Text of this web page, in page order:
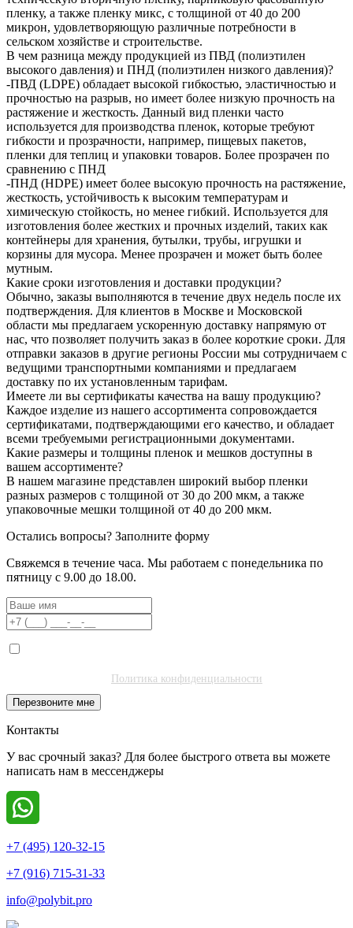
пленку, а также пленку микс, с толщиной от 40 до 200
микрон, удовлетворяющую различные потребности в
сельском хозяйстве и строительстве.
В чем разница между продукцией из ПВД (полиэтилен
высокого давления) и ПНД (полиэтилен низкого давления)?
-ПВД (LDPE) обладает высокой гибкостью, эластичностью и
прочностью на разрыв, но имеет более низкую прочность на
растяжение и жесткость. Данный вид пленки часто
используется для производства пленок, которые требуют
гибкости и прозрачности, например, пищевых пакетов,
пленки для теплиц и упаковки товаров. Более прозрачен по
сравнению с ПНД
-ПНД (HDPE) имеет более высокую прочность на растяжение,
жесткость, устойчивость к высоким температурам и
химическую стойкость, но менее гибкий. Используется для
изготовления более жестких и прочных изделий, таких как
контейнеры для хранения, бутылки, трубы, игрушки и
корзины для мусора. Менее прозрачен и может быть более
мутным.
Какие сроки изготовления и доставки продукции?
Обычно, заказы выполняются в течение двух недель после их
подтверждения. Для клиентов в Москве и Московской
области мы предлагаем ускоренную доставку напрямую от
нас, что позволяет получить заказ в более короткие сроки. Для
отправки заказов в другие регионы России мы сотрудничаем с
ведущими транспортными компаниями и предлагаем
доставку по их установленным тарифам.
Имеете ли вы сертификаты качества на вашу продукцию?
Каждое изделие из нашего ассортимента сопровождается
сертификатами, подтверждающими его качество, и обладает
всеми требуемыми регистрационными документами.
Какие размеры и толщины пленок и мешков доступны в
вашем ассортименте?
В нашем магазине представлен широкий выбор пленки
разных размеров с толщиной от 30 до 200 мкм, а также
упаковочные мешки толщиной от 40 до 200 мкм.
Остались вопросы? Заполните форму
Свяжемся в течение часа. Мы работаем с понедельника по
пятницу с 9.00 до 18.00.
Политика конфиденциальности
Перезвоните мне
Контакты
У вас срочный заказ? Для более быстрого ответа вы можете
написать нам в мессенджеры
+7 (495) 120-32-15
+7 (916) 715-31-33
info@polybit.pro